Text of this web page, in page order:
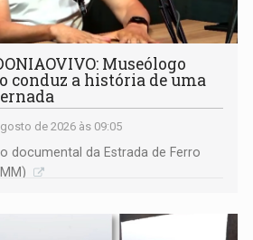
Museólogo
conduz a história de uma
de 2026 às 09:05
documental da Estrada de Ferro